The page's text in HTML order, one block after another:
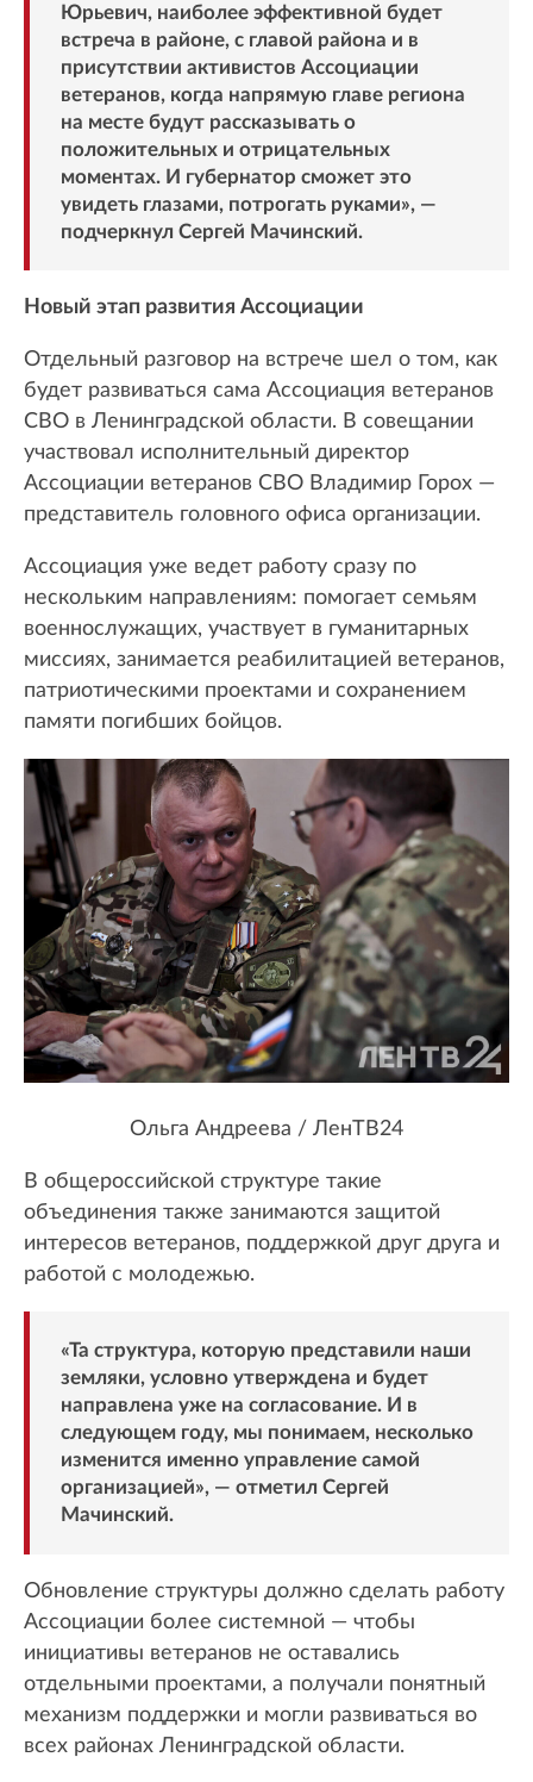
Юрьевич, наиболее эффективной будет
встреча в районе, с главой района и в
присутствии активистов Ассоциации
ветеранов, когда напрямую главе региона
на месте будут рассказывать о
положительных и отрицательных
моментах. И губернатор сможет это
увидеть глазами, потрогать руками», —
подчеркнул Сергей Мачинский.
Новый этап развития Ассоциации
Отдельный разговор на встрече шел о том, как
будет развиваться сама Ассоциация ветеранов
СВО в Ленинградской области. В совещании
участвовал исполнительный директор
Ассоциации ветеранов СВО Владимир Горох —
представитель головного офиса организации.
Ассоциация уже ведет работу сразу по
нескольким направлениям: помогает семьям
военнослужащих, участвует в гуманитарных
миссиях, занимается реабилитацией ветеранов,
патриотическими проектами и сохранением
памяти погибших бойцов.
Ольга Андреева / ЛенТВ24
В общероссийской структуре такие
объединения также занимаются защитой
интересов ветеранов, поддержкой друг друга и
работой с молодежью.
«Та структура, которую представили наши
земляки, условно утверждена и будет
направлена уже на согласование. И в
следующем году, мы понимаем, несколько
изменится именно управление самой
организацией», — отметил Сергей
Мачинский.
Обновление структуры должно сделать работу
Ассоциации более системной — чтобы
инициативы ветеранов не оставались
отдельными проектами, а получали понятный
механизм поддержки и могли развиваться во
всех районах Ленинградской области.